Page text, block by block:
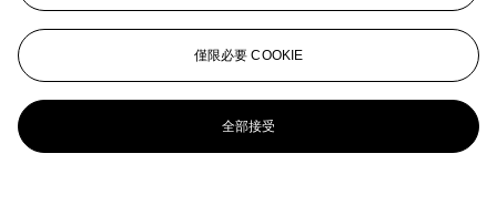
僅限必要 COOKIE
全部接受